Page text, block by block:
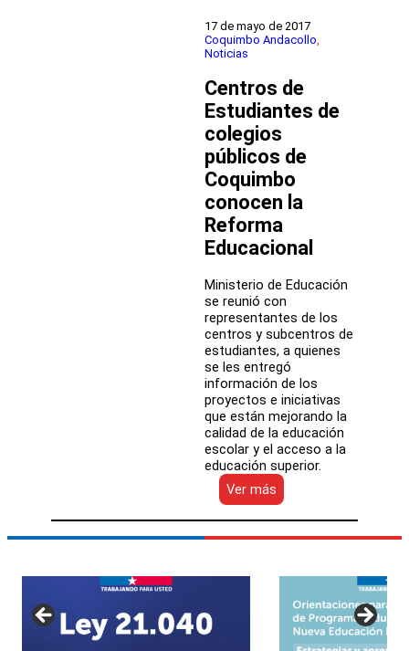
mil
estudiantes
del
plan
de
estudio
chino
mandarín
del
Mineduc
17 de mayo de 2017
Coquimbo Andacollo
Noticias
Centros de
Estudiantes de
colegios
públicos de
Coquimbo
conocen la
Reforma
Educacional
Ministerio de Educación
se reunió con
representantes de los
centros y subcentros de
estudiantes, a quienes
se les entregó
información de los
proyectos e iniciativas
que están mejorando la
calidad de la educación
escolar y el acceso a la
educación superior.
Ver más
Centros
de
Estudiantes
Coquimbo
conocen